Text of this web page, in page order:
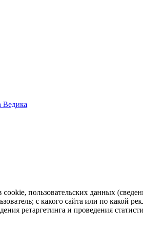
Ведика
пользовательских данных
с какого сайта или по какой
ретаргетинга и проведения